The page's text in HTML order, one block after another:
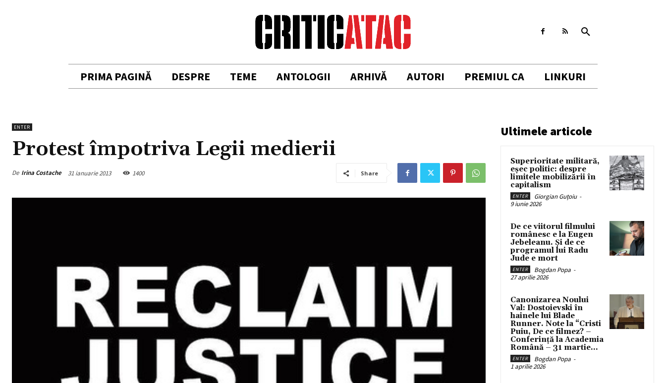
PRIMA PAGINĂ DESPRE TEME ANTOLOGII ARHIVĂ AUTORI PREMIUL CA LINKURI
ENTER
Protest împotriva Legii medierii
De Irina Costache 31 ianuarie 2013 1400 Share
Ultimele articole
Superioritate militară,
eșec politic: despre
limitele mobilizării în
capitalism
ENTER Giorgian Guțoiu -
9 iunie 2026
De ce viitorul filmului
românesc e la Eugen
Jebeleanu. Și de ce
programul lui Radu
Jude e mort
ENTER Bogdan Popa -
27 aprilie 2026
Canonizarea Noului
Val: Dostoievski în
hainele lui Blade
Runner. Note la “Cristi
Puiu, De ce filmez? –
Conferință la Academia
Română – 31 martie...
ENTER Bogdan Popa -
1 aprilie 2026